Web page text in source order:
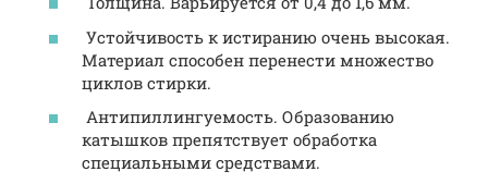
Устойчивость к истиранию очень высокая.
Материал способен перенести множество
циклов стирки.
Антипиллингуемость. Образованию
катышков препятствует обработка
специальными средствами.